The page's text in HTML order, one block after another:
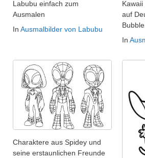
Labubu einfach zum
Ausmalen
In Ausmalbilder von Labubu
auf
Bubble
In
Charaktere aus Spidey und
seine erstaunlichen Freunde